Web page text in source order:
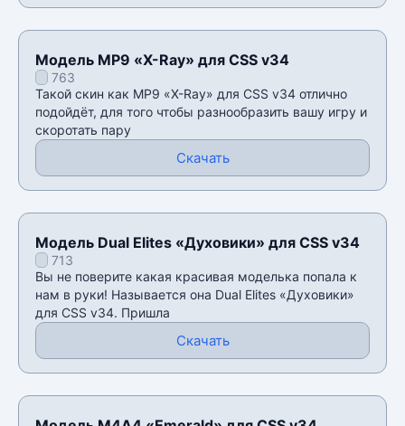
Модель MP9 «X-Ray» для CSS v34
763
Такой скин как MP9 «X-Ray» для CSS v34 отлично
подойдёт, для того чтобы разнообразить вашу игру и
скоротать пару
Скачать
Модель Dual Elites «Духовики» для CSS v34
713
Вы не поверите какая красивая моделька попала к
нам в руки! Называется она Dual Elites «Духовики»
для CSS v34. Пришла
Скачать